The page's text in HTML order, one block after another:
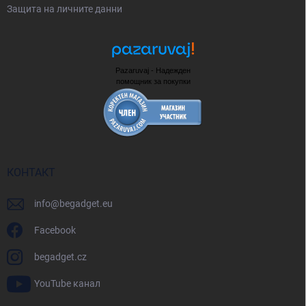
Защита на личните данни
Pazaruvaj - Надежден
помощник за покупки
КОНТАКТ
info@begadget.eu
Facebook
begadget.cz
YouTube канал